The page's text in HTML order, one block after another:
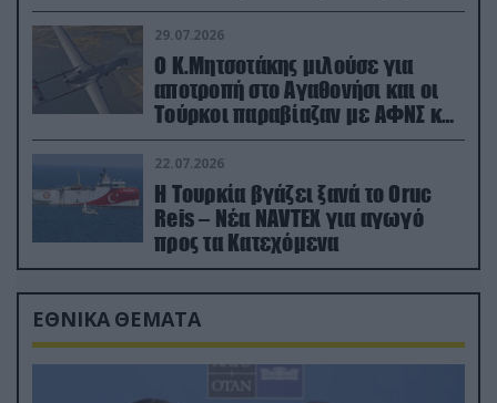
29.07.2026
Ο Κ.Μητσοτάκης μιλούσε για
αποτροπή στο Αγαθονήσι και οι
Τούρκοι παραβίαζαν με ΑΦΝΣ και
drone
22.07.2026
Η Τουρκία βγάζει ξανά το Oruc
Reis – Νέα NAVTEX για αγωγό
προς τα Κατεχόμενα
ΕΘΝΙΚΑ ΘΕΜΑΤΑ